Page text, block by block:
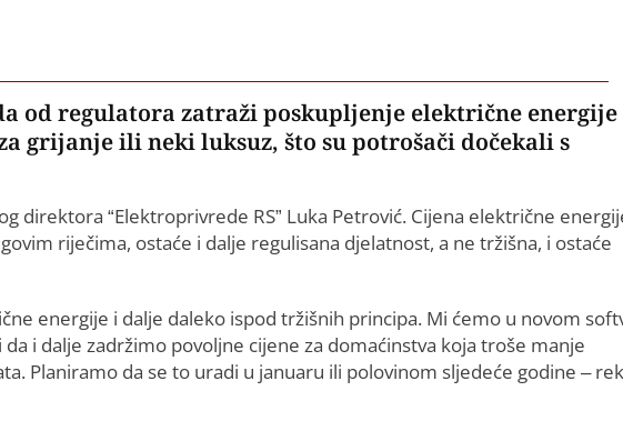
od regulatora zatraži poskupljenje električne energije
grijanje ili neki luksuz, što su potrošači dočekali s
direktora “Elektroprivrede RS” Luka Petrović. Cijena električne
riječima, ostaće i dalje regulisana djelatnost, a ne tržišna, i ostaće
energije i dalje daleko ispod tržišnih principa. Mi ćemo u novom
i dalje zadržimo povoljne cijene za domaćinstva koja troše manje
Planiramo da se to uradi u januaru ili polovinom sljedeće godine –